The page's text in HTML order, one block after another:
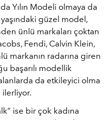
Yılın Modeli olmaya da
güzel model,
ünlü markaları çoktan
Fendi, Calvin Klein,
markanın radarına giren
başarılı modellik
da etkileyici olma
ilerliyor.
ise bir çok kadına